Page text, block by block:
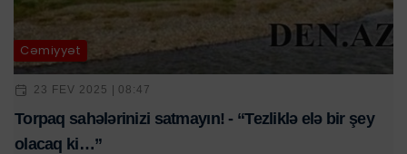
Cəmiyyət
23 FEV 2025 | 08:47
Torpaq sahələrinizi satmayın! - “Tezliklə elə bir şey
olacaq ki…”